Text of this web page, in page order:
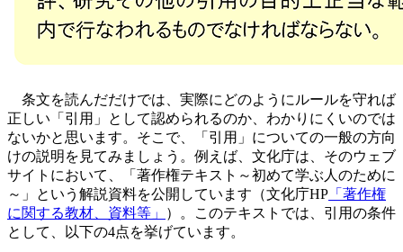
条文を読んだだけでは、実際にどのようにルールを守れば
正しい「引用」として認められるのか、わかりにくいのでは
ないかと思います。そこで、「引用」についての一般の方向
けの説明を見てみましょう。例えば、文化庁は、そのウェブ
サイトにおいて、「著作権テキスト～初めて学ぶ人のために
～」という解説資料を公開しています（文化庁HP 「著作権
に関する教材、資料等」
）。このテキストでは、引用の条件
として、以下の4点を挙げています。